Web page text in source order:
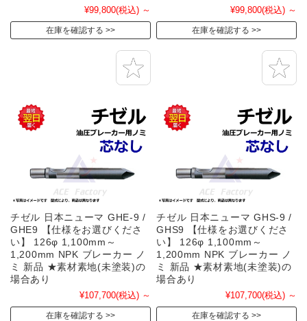
¥99,800(税込) ～
在庫を確認する
¥99,800(税込) ～
在庫を確認する
チゼル 日本ニューマ GHE-9 /
GHE9 【仕様をお選びくださ
い】 126φ 1,100mm～
1,200mm NPK ブレーカー ノ
ミ 新品 ★素材素地(未塗装)の
場合あり
¥107,700(税込) ～
在庫を確認する
チゼル 日本ニューマ GHS-9 /
GHS9 【仕様をお選びくださ
い】 126φ 1,100mm～
1,200mm NPK ブレーカー ノ
ミ 新品 ★素材素地(未塗装)の
場合あり
¥107,700(税込) ～
在庫を確認する